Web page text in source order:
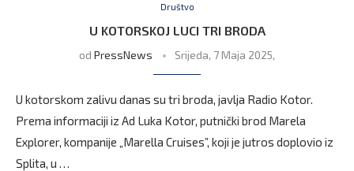
Društvo
U KOTORSKOJ LUCI TRI BRODA
od PressNews Srijeda, 7 Maja 2025,
U kotorskom zalivu danas su tri broda, javlja Radio Kotor.
Prema informaciji iz Ad Luka Kotor, putnički brod Marela
Explorer, kompanije „Marella Cruises”, koji je jutros doplovio iz
Splita, u …